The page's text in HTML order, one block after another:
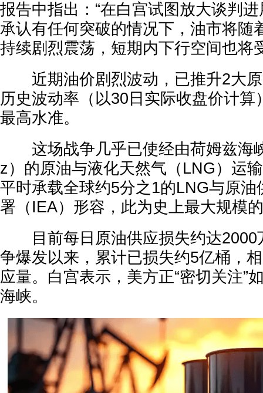
报告中指出：“在白宫试图放大谈判
承认有任何突破的情况下，油市将随
持续剧烈震荡，短期内下行空间也将
近期油价剧烈波动，已推升2大原
历史波动率（以30日实际收盘价计算
最高水准。
这场战争几乎已使经由荷姆兹海
z）的原油与液化天然气（LNG）运
平时承载全球约5分之1的LNG与原油
署（IEA）形容，此为史上最大规模
目前每日原油供应损失约达2000
争爆发以来，累计已损失约5亿桶，
应量。白宫表示，美方正“密切关注”
海峡。